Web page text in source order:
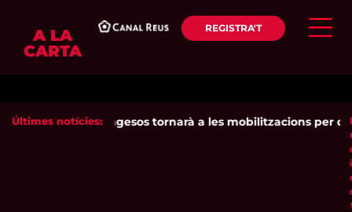
A LA
CARTA
REGISTRA'T
Últimes notícies:
Unió de Pagesos tornarà a les mobilitzacions per